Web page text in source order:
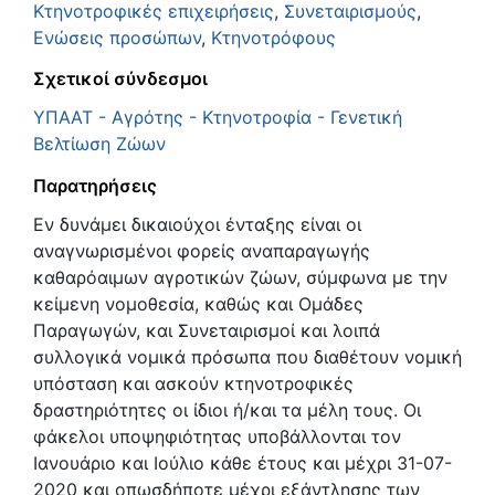
Κτηνοτροφικές επιχειρήσεις, Συνεταιρισμούς,
Ενώσεις προσώπων, Κτηνοτρόφους
Σχετικοί σύνδεσμοι
ΥΠΑΑΤ - Αγρότης - Κτηνοτροφία - Γενετική
Βελτίωση Ζώων
Παρατηρήσεις
Εν δυνάμει δικαιούχοι ένταξης είναι οι
αναγνωρισμένοι φορείς αναπαραγωγής
καθαρόαιμων αγροτικών ζώων, σύμφωνα με την
κείμενη νομοθεσία, καθώς και Ομάδες
Παραγωγών, και Συνεταιρισμοί και λοιπά
συλλογικά νομικά πρόσωπα που διαθέτουν νομική
υπόσταση και ασκούν κτηνοτροφικές
δραστηριότητες οι ίδιοι ή/και τα μέλη τους. Οι
φάκελοι υποψηφιότητας υποβάλλονται τον
Ιανουάριο και Ιούλιο κάθε έτους και μέχρι 31-07-
2020 και οπωσδήποτε μέχρι εξάντλησης των